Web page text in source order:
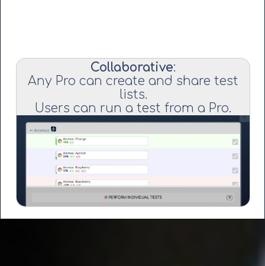
Collaborative:
Any Pro can create and share test
lists.
Users can run a test from a Pro.